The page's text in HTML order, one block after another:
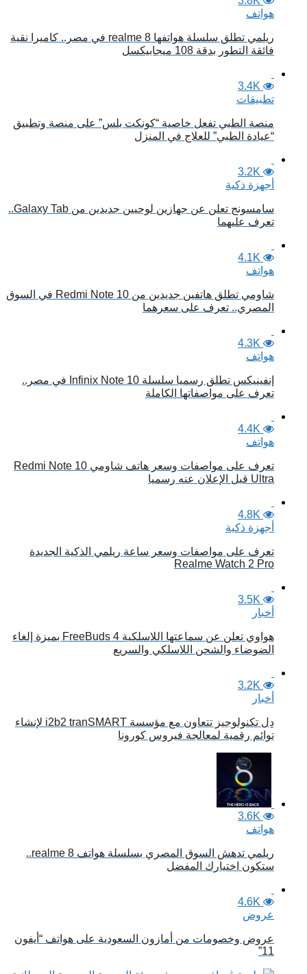
هواتف
ريلمي تطلق سلسلة هواتفها realme 8 في مصر.. كاميرا نقية
فائقة التطور بدقة 108 ميجابيكسل
3.4K
تطبيقات
منصة الطبي تفعل خاصية “كونكت بلس” على منصة وتطبيق
“عيادة الطبي” للعلاج في المنزل
3.2K
أجهزة ذكية
سامسونج تعلن عن جهازين لوحيين جديدين من Galaxy Tab..
تعرف عليهما
4.1K
هواتف
شاومي تطلق هاتفين جديدين من Redmi Note 10 في السوق
المصري.. تعرف على سعرهما
4.3K
هواتف
إنفينيكس تطلق رسميا سلسلة Infinix Note 10 في مصر..
تعرف على مواصفاتها الكاملة
4.4K
هواتف
تعرف على مواصفات وسعر هاتف شاومي Redmi Note 10
Ultra قبل الإعلان عنه رسميا
4.8K
أجهزة ذكية
تعرف على مواصفات وسعر ساعة ريلمي الذكية الجديدة
Realme Watch 2 Pro
3.5K
أخبار
هواوي تعلن عن سماعتها اللاسلكية FreeBuds 4 بميزة إلغاء
الضوضاء والشحن اللاسلكي والسريع
3.2K
أخبار
دِل تكنولوجيز تتعاون مع مؤسسة i2b2 tranSMART لإنشاء
توائم رقمية لمعالجة فيروس كورونا
3.6K
هواتف
ريلمي تدهش السوق المصري بسلسلة هواتف realme 8..
ستكون اختيارك المفضل
4.6K
عروض
عروض وخصومات من أمازون السعودية على هواتف “أيفون
11”